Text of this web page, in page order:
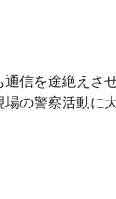
信を途絶えさ
の警察活動に